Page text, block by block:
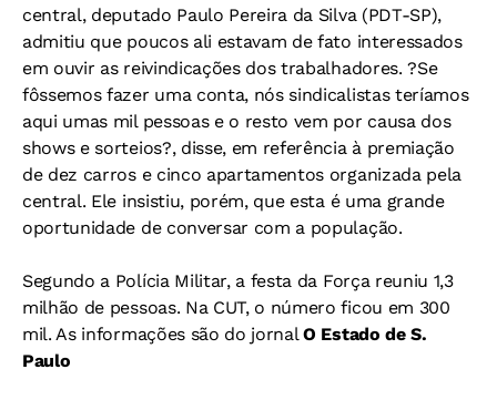
central, deputado Paulo Pereira da Silva (PDT-SP),
admitiu que poucos ali estavam de fato interessados
em ouvir as reivindicações dos trabalhadores. ?Se
fôssemos fazer uma conta, nós sindicalistas teríamos
aqui umas mil pessoas e o resto vem por causa dos
shows e sorteios?, disse, em referência à premiação
de dez carros e cinco apartamentos organizada pela
central. Ele insistiu, porém, que esta é uma grande
oportunidade de conversar com a população.
Segundo a Polícia Militar, a festa da Força reuniu 1,3
milhão de pessoas. Na CUT, o número ficou em 300
mil. As informações são do jornalO Estado de S.
Paulo